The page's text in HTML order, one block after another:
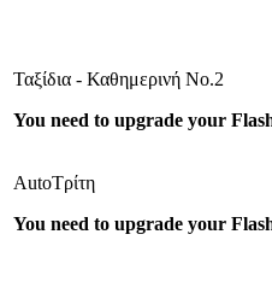
Ταξίδια - Καθημερινή Νο.2
You need to upgrade your
AutoΤρίτη
You need to upgrade your